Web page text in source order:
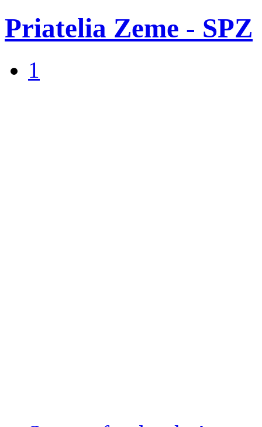
Priatelia Zeme - SPZ
1